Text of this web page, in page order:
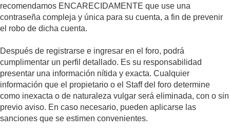
recomendamos ENCARECIDAMENTE que use una
contraseña compleja y única para su cuenta, a fin de prevenir
el robo de dicha cuenta.
Después de registrarse e ingresar en el foro, podrá
cumplimentar un perfil detallado. Es su responsabilidad
presentar una información nítida y exacta. Cualquier
información que el propietario o el Staff del foro determine
como inexacta o de naturaleza vulgar será eliminada, con o sin
previo aviso. En caso necesario, pueden aplicarse las
sanciones que se estimen convenientes.